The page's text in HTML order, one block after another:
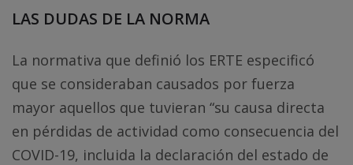
LAS DUDAS DE LA NORMA
La normativa que definió los ERTE especificó
que se consideraban causados por fuerza
mayor aquellos que tuvieran “su causa directa
en pérdidas de actividad como consecuencia del
COVID-19, incluida la declaración del estado de